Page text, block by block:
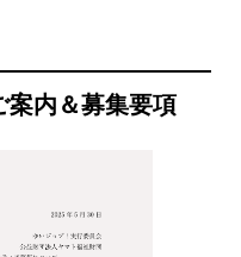
案内＆募集要項